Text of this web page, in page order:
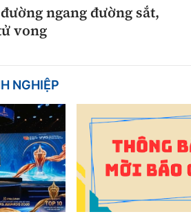
ngang đường sắt,
vong
NGHIỆP